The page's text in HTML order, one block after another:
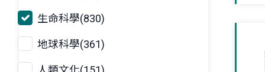
生命科學(830)
地球科學(361)